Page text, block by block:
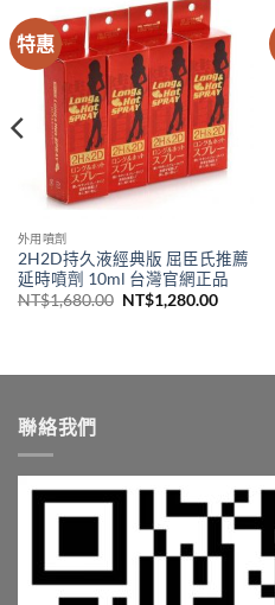
特惠
外用噴劑
2H2D持久液經典版 屈臣氏推薦
延時噴劑 10ml 台灣官網正品
NT$1,680.00 原
NT$1,280.00目
。
聯絡我們